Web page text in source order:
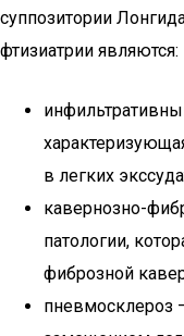
суппозитории
фтизиатрии являются:
в легких
кавернозно-
патологии,
фиброзной
пневмосклероз